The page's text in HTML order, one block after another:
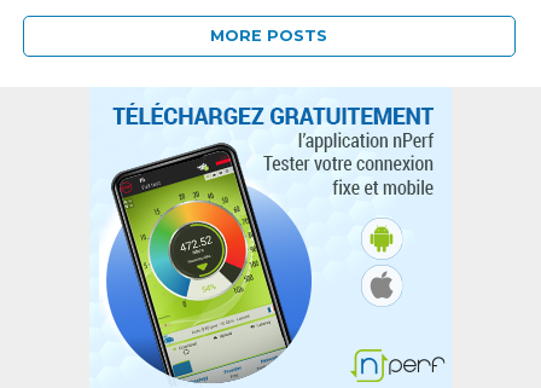
MORE POSTS